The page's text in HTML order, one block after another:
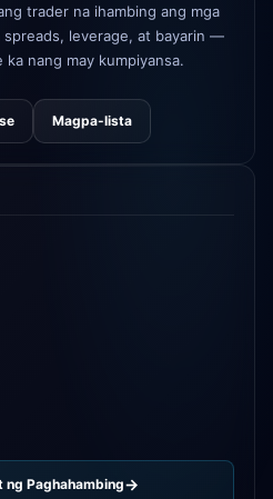
withdrawal ngayon
4d
trader na ihambing ang mga
leverage, at bayarin —
ka nang may kumpiyansa.
Magpa-lista
ng Paghahambing